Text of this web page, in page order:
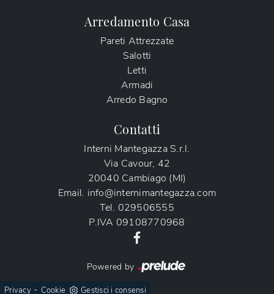
Arredamento Casa
Pareti Attrezzate
Salotti
Letti
Armadi
Arredo Bagno
Contatti
Interni Mantegazza S.r.l.
Via Cavour, 42
20040 Cambiago (MI)
Email. info@internimantegazza.com
Tel. 029506555
P.IVA 09108770968
Powered by
Privacy- Cookie Gestisci i consensi